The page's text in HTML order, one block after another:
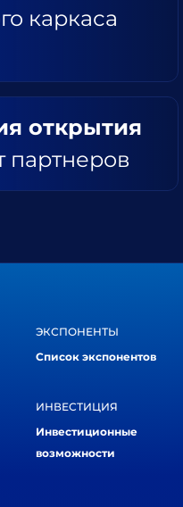
каркаса
открытия
партнеров
ЭКСПОНЕНТЫ
Список экспонентов
ИНВЕСТИЦИЯ
Инвестиционные
возможности